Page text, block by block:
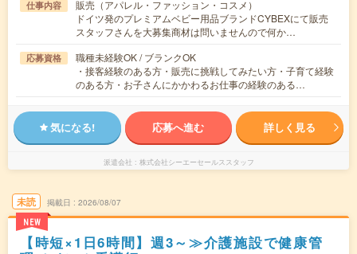
仕事内容
販売（アパレル・ファッション・コスメ）
ドイツ発のプレミアムベビー用品ブランドCYBEXにて販売
スタッフさんを大募集商材は問いませんので何か…
応募資格
職種未経験OK / ブランクOK
・接客経験のある方・販売に挑戦してみたい方・子育て経験
のある方・お子さんにかかわるお仕事の経験のある…
気になる! 応募へ進む 詳しく見る
派遣会社 株式会社シーエーセールススタッフ
未読
NEW
掲載日 2026/08/07
【時短×1日6時間】週3～≫介護施設で健康管